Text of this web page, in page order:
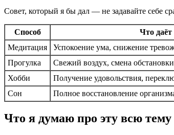
Совет, который я бы дал — не задавайте себе
Способ Что даёт
Медитация
Успокоение ума, снижение
Прогулка
Свежий воздух, смена
Хобби
Получение удовольствия,
Сон
Полное восстановление
Что я думаю про эту всю